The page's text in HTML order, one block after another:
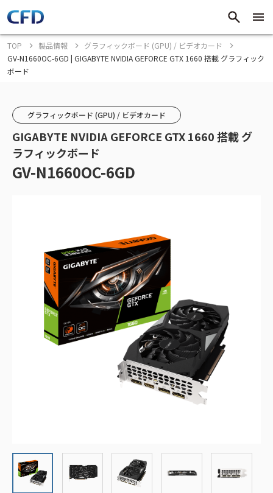
TOP 製品情報
グラフィックボード (GPU) / ビデオカード
GV-N1660OC-6GD | GIGABYTE NVIDIA GEFORCE GTX 1660 搭載 グラフィック
ボード
グラフィックボード (GPU) / ビデオカード
GIGABYTE NVIDIA GEFORCE GTX 1660 搭載 グ
ラフィックボード
GV-N1660OC-6GD